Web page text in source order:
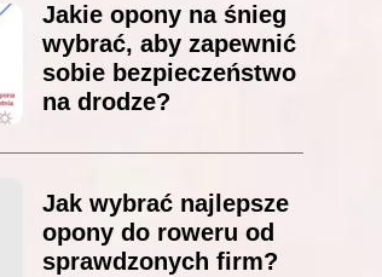
Jakie opony na śnieg
wybrać, aby zapewnić
sobie bezpieczeństwo
na drodze?
Jak wybrać najlepsze
opony do roweru od
sprawdzonych firm?